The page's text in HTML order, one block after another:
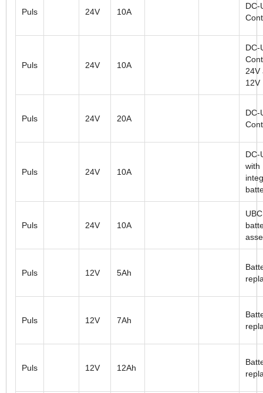
Puls 24V 10A
DC-
Puls 24V 10A
DC-
24V
12V
Puls 24V 20A
DC-
Puls 24V 10A
DC-
with
Puls 24V 10A
Puls 12V 5Ah
Puls 12V 7Ah
Puls 12V 12Ah